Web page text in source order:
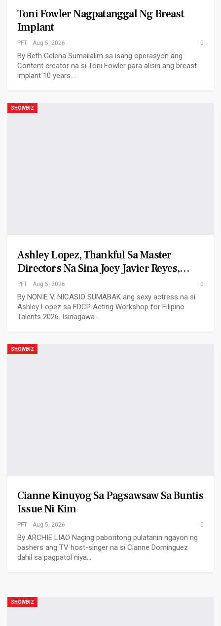
Toni Fowler Nagpatanggal Ng Breast
Implant
PFT Aug 5, 2026 0
By Beth Gelena Sumailalim sa isang operasyon ang
Content creator na si Toni Fowler para alisin ang breast
implant 10 years.…
SHOWBIZ
Ashley Lopez, Thankful Sa Master
Directors Na Sina Joey Javier Reyes,…
PFT Aug 5, 2026 0
By NONIE V. NICASIO SUMABAK ang sexy actress na si
Ashley Lopez sa FDCP Acting Workshop for Filipino
Talents 2026. Isinagawa…
SHOWBIZ
Cianne Kinuyog Sa Pagsawsaw Sa Buntis
Issue Ni Kim
PFT Aug 5, 2026 0
By ARCHIE LIAO Naging paboritong pulatanin ngayon ng
bashers ang TV host-singer na si Cianne Dominguez
dahil sa pagpatol niya…
SHOWBIZ